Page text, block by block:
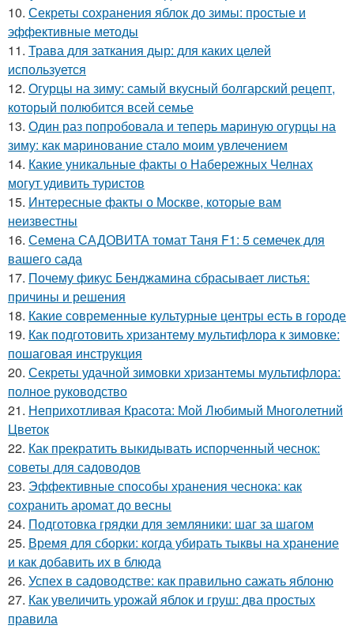
10. Секреты сохранения яблок до зимы: простые и
эффективные методы
11. Трава для заткания дыр: для каких целей
используется
12. Огурцы на зиму: самый вкусный болгарский рецепт,
который полюбится всей семье
13. Один раз попробовала и теперь мариную огурцы на
зиму: как маринование стало моим увлечением
14. Какие уникальные факты о Набережных Челнах
могут удивить туристов
15. Интересные факты о Москве, которые вам
неизвестны
16. Семена САДОВИТА томат Таня F1: 5 семечек для
вашего сада
17. Почему фикус Бенджамина сбрасывает листья:
причины и решения
18. Какие современные культурные центры есть в городе
19. Как подготовить хризантему мультифлора к зимовке:
пошаговая инструкция
20. Секреты удачной зимовки хризантемы мультифлора:
полное руководство
21. Неприхотливая Красота: Мой Любимый Многолетний
Цветок
22. Как прекратить выкидывать испорченный чеснок:
советы для садоводов
23. Эффективные способы хранения чеснока: как
сохранить аромат до весны
24. Подготовка грядки для земляники: шаг за шагом
25. Время для сборки: когда убирать тыквы на хранение
и как добавить их в блюда
26. Успех в садоводстве: как правильно сажать яблоню
27. Как увеличить урожай яблок и груш: два простых
правила